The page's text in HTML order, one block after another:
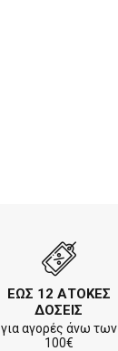
ΕΩΣ 12 ΑΤΟΚΕΣ
ΔΟΣΕΙΣ
για αγορές άνω των
100€